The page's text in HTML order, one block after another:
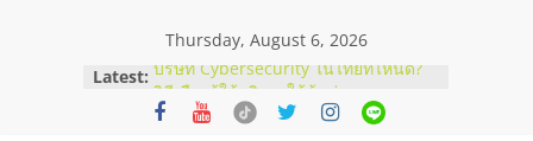
Thursday, August 6, 2026
Latest: บริษัท Cybersecurity ในไทยที่ไหนดี?
วิธีเลือกผู้ให้บริการให้คุ้มค่าและตอบ
โจทย์ธุรกิจ